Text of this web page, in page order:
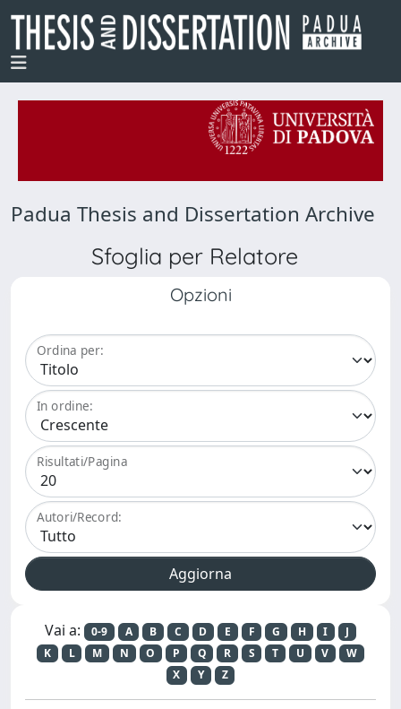
Padua Thesis and Dissertation Archive
Sfoglia per Relatore
Opzioni
Ordina per:
In ordine:
Risultati/Pagina
Autori/Record:
Vai a: 0-9 A B C D E F G H I
J
K
L M N O P Q R S T U V
W
X
Y Z